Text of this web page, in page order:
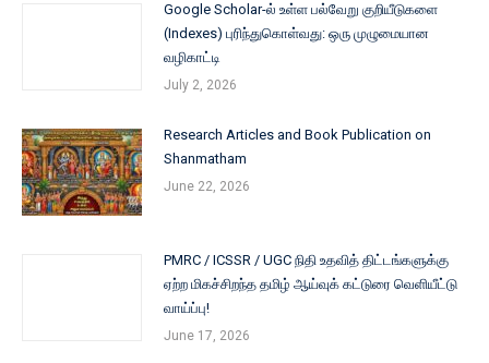
Google Scholar-ல் உள்ள பல்வேறு குறியீடுகளை
(Indexes) புரிந்துகொள்வது: ஒரு முழுமையான
வழிகாட்டி
July 2, 2026
Research Articles and Book Publication on
Shanmatham
June 22, 2026
PMRC / ICSSR / UGC நிதி உதவித் திட்டங்களுக்கு
ஏற்ற மிகச்சிறந்த தமிழ் ஆய்வுக் கட்டுரை வெளியீட்டு
வாய்ப்பு!
June 17, 2026